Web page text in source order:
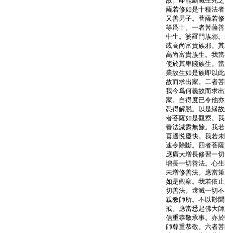
薩若修如是十種法
又善男子。菩薩若
等爲十。一者菩薩
中生。婆羅門族邪
或高尚富貴族邪。
高尚富貴族生。我
使於其卑賤族生。
業故生如是族即以
故而求出家。二者
我今爲何義故而求
家。自得度已令他
悉得解脱。以是縁
者菩薩如是觀察。
善法滅盡無餘。我
喜適悦慶快。我若
速令除斷。四者菩
應廣大増長修習一
増長一切善法。心
未増修善法。應當
如是觀察。我若依
切善法。壞滅一切
親教師所。不以尠
戒。應當悉起佛大
信重恭敬承事。亦
師尊重恭敬。六者